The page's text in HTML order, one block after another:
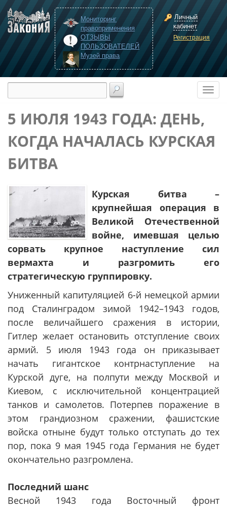
Мониторинг
правоприменения
ОТЗЫВЫ
ПОЛЬЗОВАТЕЛЕЙ
Музей права
Личный
кабинет
Регистрация
5 ИЮЛЯ 1943 ГОДА: ДЕНЬ,
КОГДА НАЧАЛАСЬ КУРСКАЯ
БИТВА
Курская битва –
крупнейшая операция в
Великой Отечественной
войне, имевшая целью
сорвать крупное наступление сил
вермахта и разгромить его
стратегическую группировку.
Униженный капитуляцией 6-й немецкой армии
под Сталинградом зимой 1942–1943 годов,
после величайшего сражения в истории,
Гитлер желает остановить отступление своих
армий. 5 июля 1943 года он приказывает
начать гигантское контрнаступление на
Курской дуге, на полпути между Москвой и
Киевом, с исключительной концентрацией
танков и самолетов. Потерпев поражение в
этом грандиозном сражении, фашистские
войска отныне будут только отступать до тех
пор, пока 9 мая 1945 года Германия не будет
окончательно разгромлена.
Последний шанс
Весной 1943 года Восточный фронт